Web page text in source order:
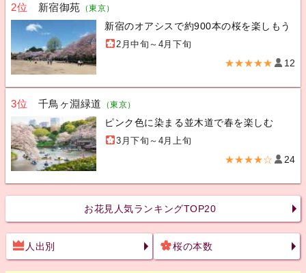
2位 新宿御苑 （東京）
新宿のオアシスで約900本の桜を楽しもう
2月中旬～4月下旬
★★★★★ 12
3位 千鳥ヶ淵緑道 （東京）
ピンク色に染まる並木道で春を楽しむ
3月下旬～4月上旬
★★★★☆ 24
お花見人気ランキングTOP20
人出別 桜の本数